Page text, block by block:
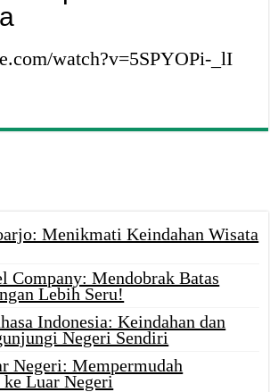
watch?v=5SPYOPi-_lI
Menikmati Keindahan Wisata
Company: Mendobrak Batas
Lebih Seru!
Indonesia: Keindahan dan
Negeri Sendiri
Negeri: Mempermudah
ke Luar Negeri